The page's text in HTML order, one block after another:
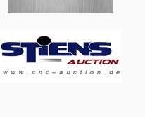
for nøyaktig